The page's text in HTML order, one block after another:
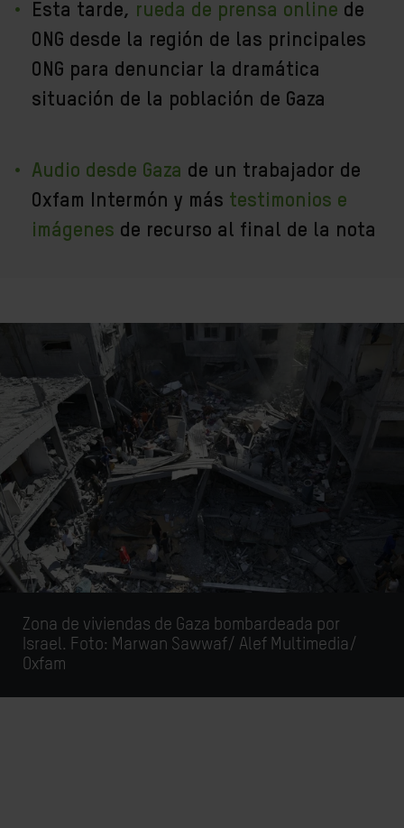
Esta tarde, rueda de prensa online de
ONG desde la región de las principales
ONG para denunciar la dramática
situación de la población de Gaza
Audio desde Gaza de un trabajador de
Oxfam Intermón y más testimonios e
imágenes de recurso al final de la nota
Zona de viviendas de Gaza bombardeada por
Israel. Foto: Marwan Sawwaf/ Alef Multimedia/
Oxfam